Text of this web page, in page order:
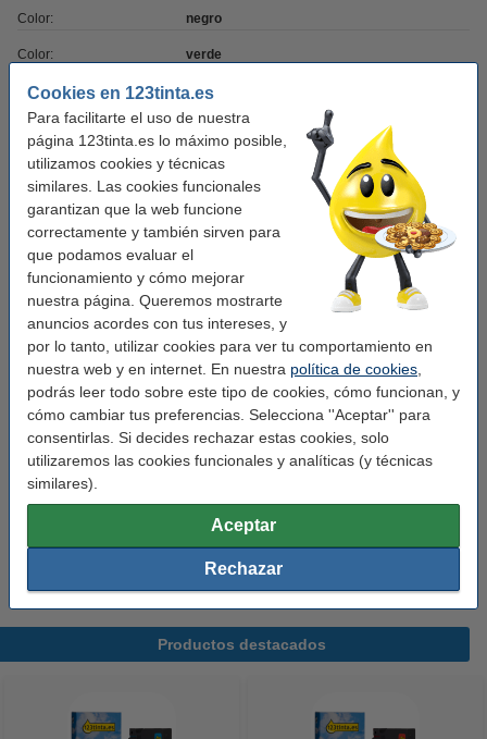
Cookies en 123tinta.es
Para facilitarte el uso de nuestra
página 123tinta.es lo máximo posible,
utilizamos cookies y técnicas
similares. Las cookies funcionales
garantizan que la web funcione
correctamente y también sirven para
que podamos evaluar el
funcionamiento y cómo mejorar
nuestra página. Queremos mostrarte
anuncios acordes con tus intereses, y
por lo tanto, utilizar cookies para ver tu comportamiento en
nuestra web y en internet. En nuestra política de cookies
podrás leer todo sobre este tipo de cookies, cómo funcionan, y
cómo cambiar tus preferencias. Selecciona ''Aceptar'' para
consentirlas. Si decides rechazar estas cookies, solo
utilizaremos las cookies funcionales y analíticas (y técnicas
similares).
Aceptar
Rechazar
Color: negro
Color: verde
Medidas: 12 mm x 7 m
Marca: 123tinta
Modelo: autoadhesivo
Núm. de item: 088219
Pack ahorro
Pack: 5x Dymo S0720590 / 45019 cinta negra
sobre verde 12 mm (marca 123tinta)
35,50 €
Consejo: añade el pack ahorro
Pack Dymo D1 cinta múltiple de 12 mm (marca
Recomendamos comprar este artículo en vez de la marca original.
Productos destacados